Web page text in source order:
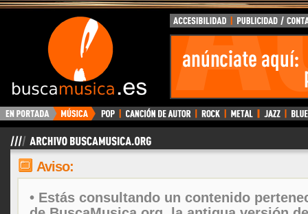
Aviso:
• Estás consultando un contenido